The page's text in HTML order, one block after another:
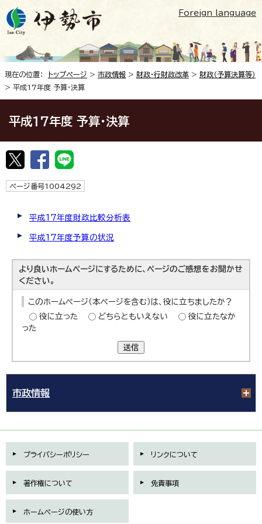
Foreign language
現在の位置： トップページ > 市政情報 > 財政・行財政改革 > 財政（予算決算等）
> 平成17年度 予算・決算
平成17年度 予算・決算
ページ番号1004292
平成17年度財政比較分析表
平成17年度予算の状況
より良いホームページにするために、ページのご感想をお聞かせ
ください。
このホームページ（本ページを含む）は、役に立ちましたか？
役に立った
どちらともいえない
役に立たなか
った
送信
市政情報
プライバシーポリシー リンクについて
著作権について 免責事項
ホームページの使い方